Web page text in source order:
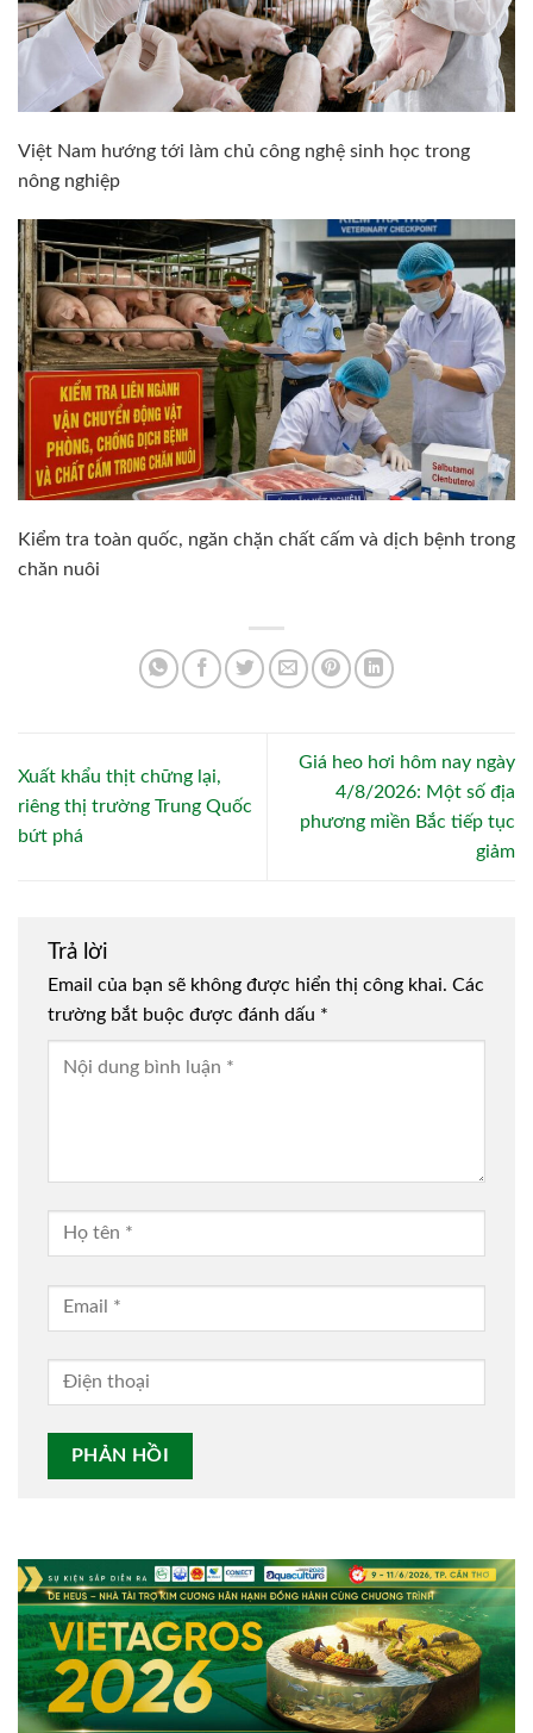
Việt Nam hướng tới làm chủ công nghệ sinh học trong
nông nghiệp
Kiểm tra toàn quốc, ngăn chặn chất cấm và dịch bệnh trong
chăn nuôi
Xuất khẩu thịt chững lại,
riêng thị trường Trung Quốc
bứt phá
Giá heo hơi hôm nay ngày
4/8/2026: Một số địa
phương miền Bắc tiếp tục
giảm
Trả lời
Email của bạn sẽ không được hiển thị công khai. Các
trường bắt buộc được đánh dấu *